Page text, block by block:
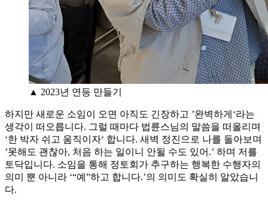
▲ 2023년 연등 만들기
하지만 새로운 소임이 오면 아직도 긴장하고 ’완벽하게‘라는
생각이 떠오릅니다. 그럴 때마다 법륜스님의 말씀을 떠올리며
‘한 박자 쉬고 움직이자‘ 합니다. 새벽 정진으로 나를 돌아보며
’못해도 괜찮아, 처음 하는 일이니 안될 수도 있어.’ 하며 저를
토닥입니다. 소임을 통해 정토회가 추구하는 행복한 수행자의
의미 뿐 아니라 ‘“예”하고 합니다.’의 의미도 확실히 알았습니
다.